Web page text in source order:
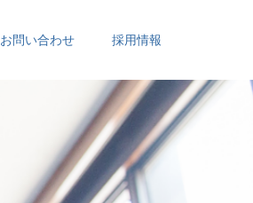
お問い合わせ 採用情報